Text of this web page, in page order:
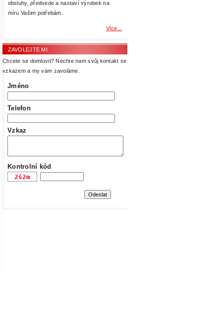
obsluhy, předvede a nastaví výrobek na
míru Vašim potřebám.
Více...
ZAVOLEJTE MI
Chcete se domluvit? Nechte nam svůj kontakt se
vzkazem a my vám zavoláme.
Jméno
Telefon
Vzkaz
Kontrolní kód